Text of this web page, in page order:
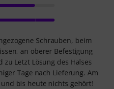
Schrauben, beim
an oberer Befestigung
Letzt Lösung des Halses
Tage nach Lieferung. Am
bis heute nichts gehört!